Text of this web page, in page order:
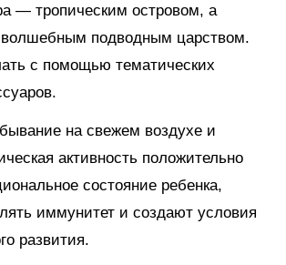
— тропическим островом, а
подводным царством.
с помощью тематических
на свежем воздухе и
активность положительно
состояние ребенка,
иммунитет и создают условия
развития.